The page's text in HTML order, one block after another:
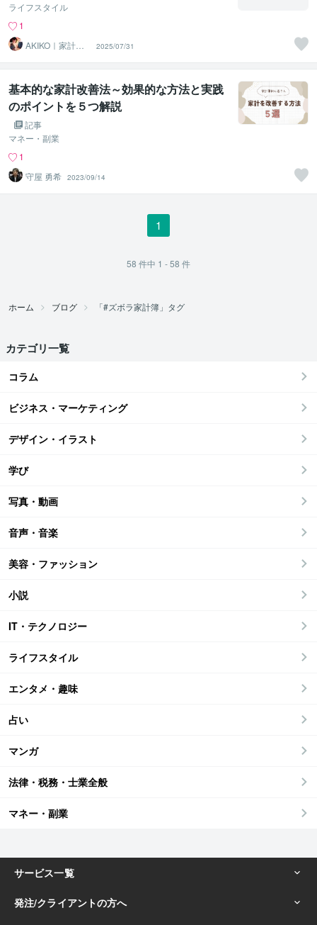
ライフスタイル
1
AKIKO｜家計簿
歴20年✨家事の
プロ
2025/07/31
基本的な家計改善法～効果的な方法と実践
のポイントを５つ解説
記事
マネー・副業
1
守屋 勇希 2023/09/14
1
58 件中 1 - 58 件
ホーム ブログ 「#ズボラ家計簿」タグ
カテゴリ一覧
コラム
ビジネス・マーケティング
デザイン・イラスト
学び
写真・動画
音声・音楽
美容・ファッション
小説
IT・テクノロジー
ライフスタイル
エンタメ・趣味
占い
マンガ
法律・税務・士業全般
マネー・副業